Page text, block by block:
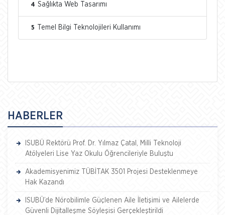
4 Sağlıkta Web Tasarımı
5 Temel Bilgi Teknolojileri Kullanımı
HABERLER
ISUBÜ Rektörü Prof. Dr. Yılmaz Çatal, Milli Teknoloji
Atölyeleri Lise Yaz Okulu Öğrencileriyle Buluştu
Akademisyenimiz TÜBİTAK 3501 Projesi Desteklenmeye
Hak Kazandı
ISUBÜ’de Nörobilimle Güçlenen Aile İletişimi ve Ailelerde
Güvenli Dijitalleşme Söyleşisi Gerçekleştirildi